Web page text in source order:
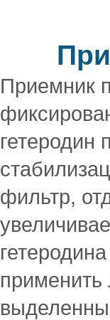
Приемник
гетеродин
фильтр,
применить